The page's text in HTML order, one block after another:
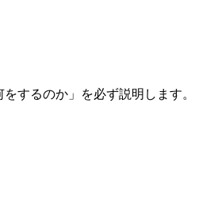
するのか」を必ず説明します。